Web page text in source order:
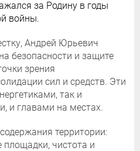
за Родину в годы
войны.
Андрей Юрьевич
безопасности и защите
зрения
сил и средств. Эти
так и
и главами на местах.
территории:
чистота и